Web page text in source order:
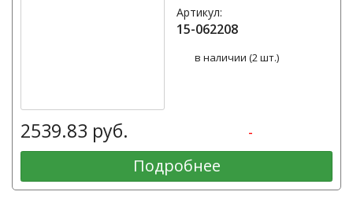
Артикул:
15-062208
в наличии (2 шт.)
2539.83 руб. -
Подробнее